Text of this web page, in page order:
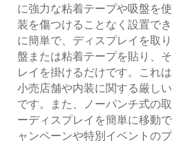
に強力な粘着テープや吸盤を
装を傷つけることなく設置で
に簡単で、ディスプレイを取
盤または粘着テープを貼り、
レイを掛けるだけです。これ
小売店舗や内装に関する厳し
です。また、ノーパンチ式の
ーディスプレイを簡単に移動
ャンペーンや特別イベントの